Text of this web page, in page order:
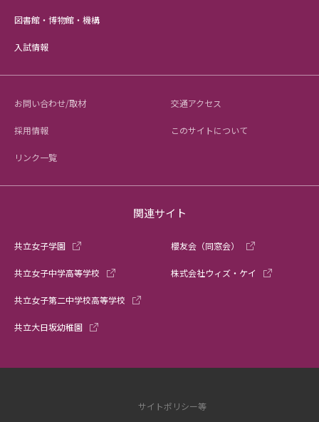
図書館・博物館・機構
入試情報
お問い合わせ/取材 交通アクセス
採用情報 このサイトについて
リンク一覧
関連サイト
共立女子学園
共立女子中学高等学校
共立女子第二中学校高等学校
共立大日坂幼稚園
櫻友会（同窓会）
株式会社ウィズ・ケイ
サイトポリシー等